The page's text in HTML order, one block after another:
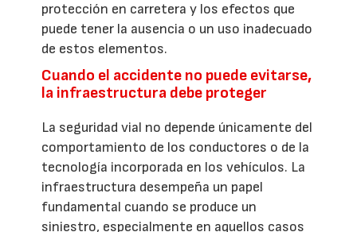
protección en carretera y los efectos que
puede tener la ausencia o un uso inadecuado
de estos elementos.
Cuando el accidente no puede evitarse,
la infraestructura debe proteger
La seguridad vial no depende únicamente del
comportamiento de los conductores o de la
tecnología incorporada en los vehículos. La
infraestructura desempeña un papel
fundamental cuando se produce un
siniestro, especialmente en aquellos casos